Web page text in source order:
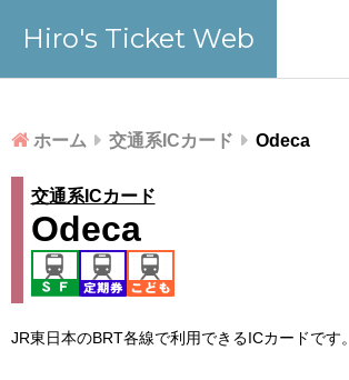
Hiro's Ticket Web
ホーム 交通系ICカード Odeca
交通系ICカード
Odeca
JR東日本のBRT各線で利用できるICカードです。